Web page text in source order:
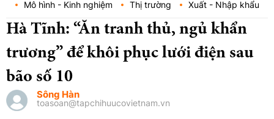
Mô hình - Kinh nghiệm Thị trường Xuất - Nhập khẩu
Hà Tĩnh: “Ăn tranh thủ, ngủ khẩn
trương” để khôi phục lưới điện sau
bão số 10
Sông Hàn
toasoan@tapchihuucovietnam.vn